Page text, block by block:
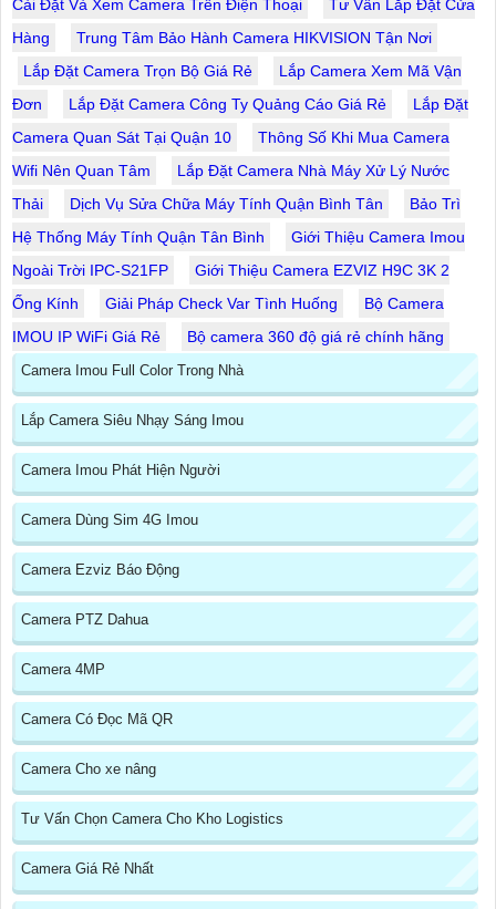
Cài Đặt Và Xem Camera Trên Điện Thoại
Tư Vấn Lắp Đặt Cửa
Hàng
Trung Tâm Bảo Hành Camera HIKVISION Tận Nơi
Lắp Đặt Camera Trọn Bộ Giá Rẻ
Lắp Camera Xem Mã Vận
Đơn
Lắp Đặt Camera Công Ty Quảng Cáo Giá Rẻ
Lắp Đặt
Camera Quan Sát Tại Quận 10
Thông Số Khi Mua Camera
Wifi Nên Quan Tâm
Lắp Đặt Camera Nhà Máy Xử Lý Nước
Thải
Dịch Vụ Sửa Chữa Máy Tính Quận Bình Tân
Bảo Trì
Hệ Thống Máy Tính Quận Tân Bình
Giới Thiệu Camera Imou
Ngoài Trời IPC-S21FP
Giới Thiệu Camera EZVIZ H9C 3K 2
Ống Kính
Giải Pháp Check Var Tình Huống
Bộ Camera
IMOU IP WiFi Giá Rẻ
Bộ camera 360 độ giá rẻ chính hãng
Camera Imou Full Color Trong Nhà
Lắp Camera Siêu Nhạy Sáng Imou
Camera Imou Phát Hiện Người
Camera Dùng Sim 4G Imou
Camera Ezviz Báo Động
Camera PTZ Dahua
Camera 4MP
Camera Có Đọc Mã QR
Camera Cho xe nâng
Tư Vấn Chọn Camera Cho Kho Logistics
Camera Giá Rẻ Nhất